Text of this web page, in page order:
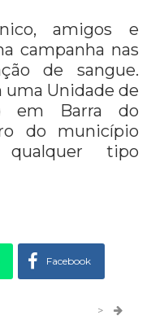
amigos e
campanha nas
de sangue.
Unidade de
em Barra do
do município
tipo
Facebook
>